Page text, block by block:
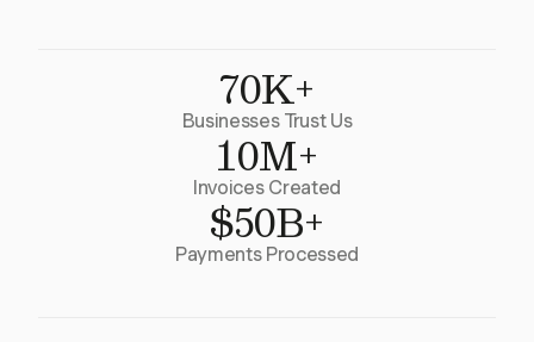
70K+
Businesses Trust Us
10M+
Invoices Created
$50B+
Payments Processed